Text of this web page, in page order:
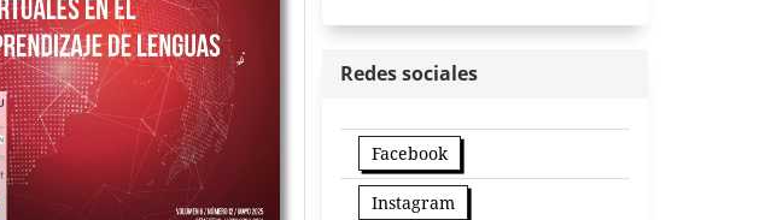
Redes sociales
Facebook
Instagram